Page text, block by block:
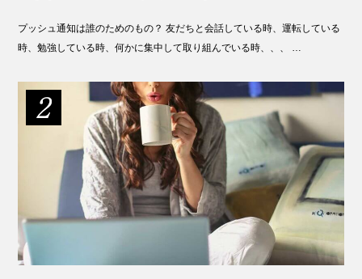
プッシュ通知は誰のためのもの？ 友だちと会話している時、運転している
時、勉強している時、何かに集中して取り組んでいる時、、、 …